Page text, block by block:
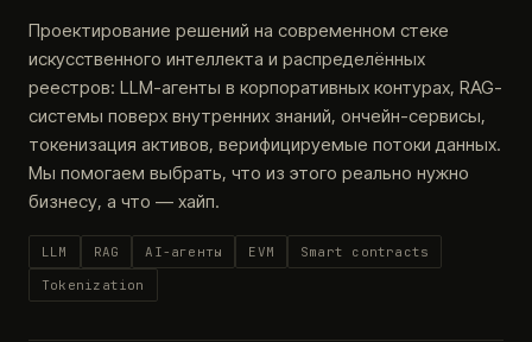
Проектирование решений на современном стеке
искусственного интеллекта и распределённых
реестров: LLM-агенты в корпоративных контурах, RAG-
системы поверх внутренних знаний, ончейн-сервисы,
токенизация активов, верифицируемые потоки данных.
Мы помогаем выбрать, что из этого реально нужно
бизнесу, а что — хайп.
LLM RAG AI-агенты EVM
Smart contracts
Tokenization